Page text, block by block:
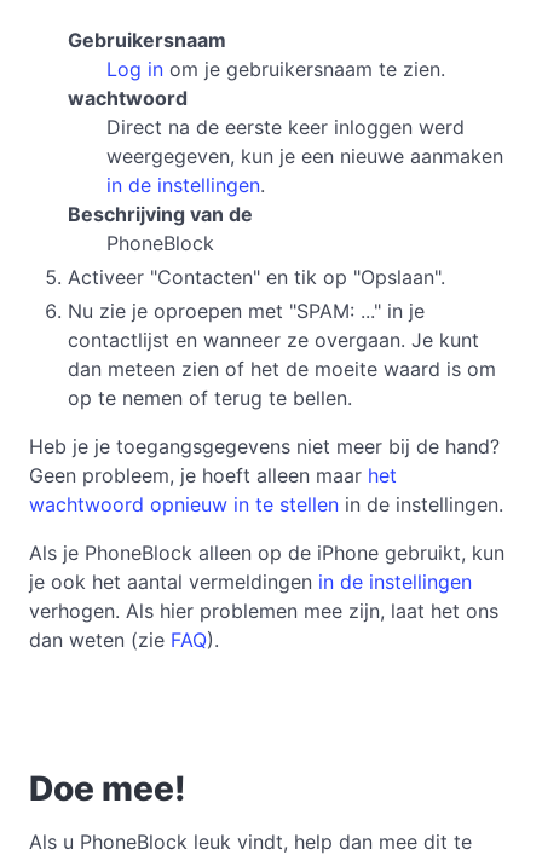
Gebruikersnaam
Log in om je gebruikersnaam te zien.
wachtwoord
Direct na de eerste keer inloggen werd
weergegeven, kun je een nieuwe aanmaken
in de instellingen.
Beschrijving van de
PhoneBlock
Activeer "Contacten" en tik op "Opslaan".
Nu zie je oproepen met "SPAM: ..." in je
contactlijst en wanneer ze overgaan. Je kunt
dan meteen zien of het de moeite waard is om
op te nemen of terug te bellen.
Heb je je toegangsgegevens niet meer bij de hand?
Geen probleem, je hoeft alleen maar het
wachtwoord opnieuw in te stellen in de instellingen.
Als je PhoneBlock alleen op de iPhone gebruikt, kun
je ook het aantal vermeldingen in de instellingen
verhogen. Als hier problemen mee zijn, laat het ons
dan weten (zie FAQ).
Doe mee!
Als u PhoneBlock leuk vindt, help dan mee dit te